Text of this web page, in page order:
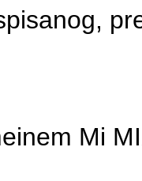
Mi